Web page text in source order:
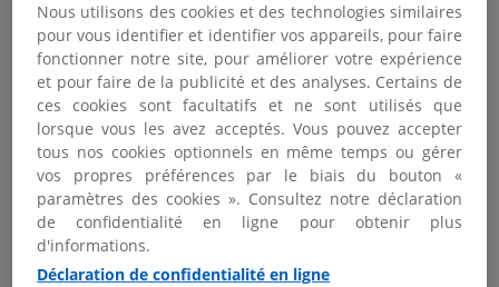
1
6.76 km
KPMG SCHILTIGHEIM -
STRASBOURG
9 avenue Europe
67300 Schiltigheim
03 90 22 06 00
Fermé actuellement
Nous contacter
Nous utilisons des cookies et des technologies similaires
pour vous identifier et identifier vos appareils, pour faire
fonctionner notre site, pour améliorer votre expérience
et pour faire de la publicité et des analyses. Certains de
ces cookies sont facultatifs et ne sont utilisés que
lorsque vous les avez acceptés. Vous pouvez accepter
tous nos cookies optionnels en même temps ou gérer
vos propres préférences par le biais du bouton «
paramètres des cookies ». Consultez notre déclaration
de confidentialité en ligne pour obtenir plus
d'informations.
Déclaration de confidentialité en ligne